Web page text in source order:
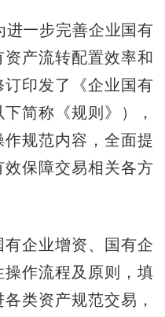
一步完善企业国有
产流转配置效率和
印发了《企业国有
简称《规则》），
规范内容，全面提
保障交易相关各方
企业增资、国有企
作流程及原则，填
类资产规范交易，